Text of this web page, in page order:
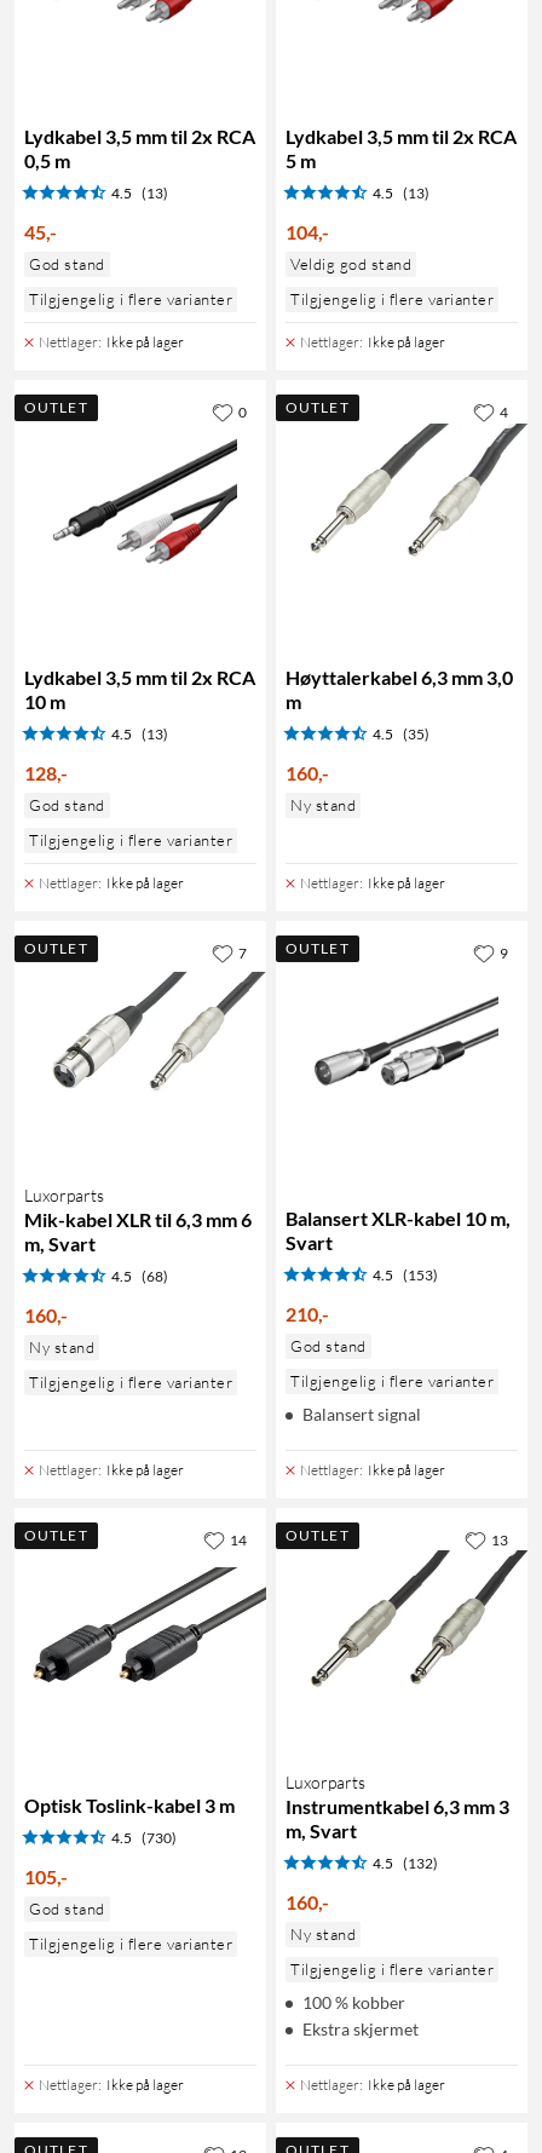
Lydkabel 3,5 mm til 2x RCA
0,5 m
4.5 (13)
45,-
God stand
Tilgjengelig i flere varianter
Nettlager: Ikke på lager
Lydkabel 3,5 mm til 2x RCA
5 m
4.5 (13)
104,-
Veldig god stand
Tilgjengelig i flere varianter
Nettlager: Ikke på lager
OUTLET
Lydkabel 3,5 mm til 2x RCA
10 m
4.5 (13)
128,-
God stand
Tilgjengelig i flere varianter
Nettlager: Ikke på lager
0 OUTLET
Høyttalerkabel 6,3 mm 3,0
m
4.5 (35)
160,-
Ny stand
Nettlager: Ikke på lager
4
OUTLET
Luxorparts
Mik-kabel XLR til 6,3 mm 6
m, Svart
4.5 (68)
160,-
Ny stand
Tilgjengelig i flere varianter
Nettlager: Ikke på lager
7 OUTLET
Balansert XLR-kabel 10 m,
Svart
4.5 (153)
210,-
God stand
Tilgjengelig i flere varianter
Balansert signal
Nettlager: Ikke på lager
9
OUTLET
Optisk Toslink-kabel 3 m
4.5 (730)
105,-
God stand
Tilgjengelig i flere varianter
Nettlager: Ikke på lager
14 OUTLET
Luxorparts
Instrumentkabel 6,3 mm 3
m, Svart
4.5 (132)
160,-
Ny stand
Tilgjengelig i flere varianter
100 % kobber
Ekstra skjermet
Nettlager: Ikke på lager
13